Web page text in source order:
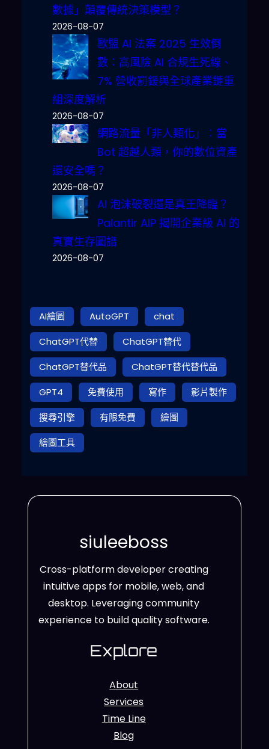
數據」顛覆傳統決策模型？
2026-08-07
歐盟 AI 法案 2025 生效倒
數：高風險 AI 合規生死線、
7% 營收罰鍰與全球產業鏈重
組深度解析
2026-08-07
網路流量「非人類化」：當
Bot 超越人類，你的數位資產
還安全嗎？
2026-08-07
AI 泡沫破裂還是真王降臨？
Palantir AIP 揭開企業級 AI 的
真實生存圖譜
2026-08-07
AI繪圖 AutoGPT
chat
ChatGPT代替
ChatGPT替代
ChatGPT替代品
ChatGPT替代替代品
GPT4
免費使用 寫作
影片製作
搜尋引擎
有限免費
繪圖
繪圖工具
siuleeboss
Cross-platform developer creating
intuitive apps for mobile, web, and
desktop. Leveraging community
experience to build quality software.
Explore
About
Services
Time Line
Blog